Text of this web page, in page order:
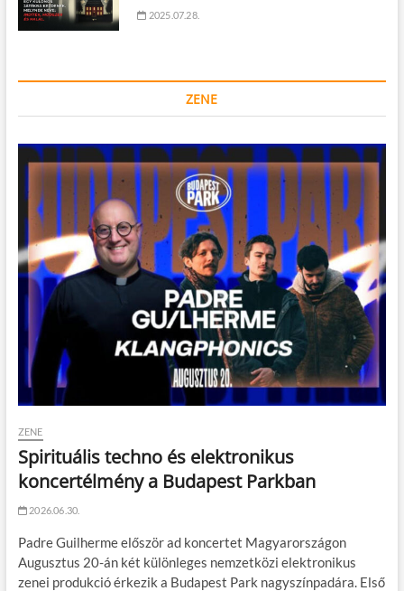
2025.07.28.
ZENE
ZENE
Spirituális techno és elektronikus
koncertélmény a Budapest Parkban
2026.06.30.
Padre Guilherme először ad koncertet Magyarországon
Augusztus 20-án két különleges nemzetközi elektronikus
zenei produkció érkezik a Budapest Park nagyszínpadára. Első